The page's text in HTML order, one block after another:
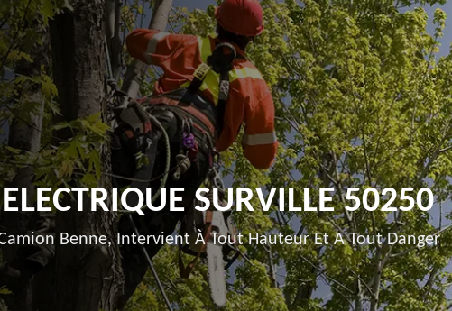
SURVILLE 50250
Benne, Intervient À Tout Hauteur Et A Tout Danger